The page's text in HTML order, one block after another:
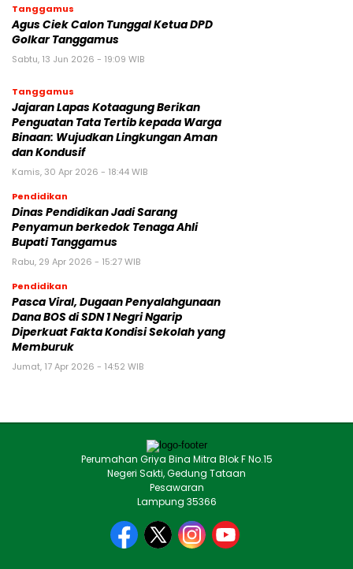
Tanggamus
Agus Ciek Calon Tunggal Ketua DPD
Golkar Tanggamus
Sabtu, 13 Jun 2026 - 19:09 WIB
Tanggamus
Jajaran Lapas Kotaagung Berikan
Penguatan Tata Tertib kepada Warga
Binaan: Wujudkan Lingkungan Aman
dan Kondusif
Kamis, 30 Apr 2026 - 18:44 WIB
Pendidikan
Dinas Pendidikan Jadi Sarang
Penyamun berkedok Tenaga Ahli
Bupati Tanggamus
Rabu, 29 Apr 2026 - 15:27 WIB
Pendidikan
Pasca Viral, Dugaan Penyalahgunaan
Dana BOS di SDN 1 Negri Ngarip
Diperkuat Fakta Kondisi Sekolah yang
Memburuk
Jumat, 17 Apr 2026 - 14:52 WIB
Perumahan Griya Bina Mitra Blok F No.15
Negeri Sakti, Gedung Tataan
Pesawaran
Lampung 35366